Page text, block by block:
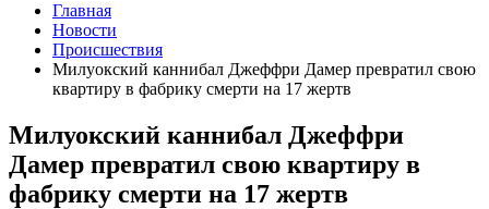
Главная
Новости
Происшествия
Милуокский каннибал Джеффри Дамер превратил свою
квартиру в фабрику смерти на 17 жертв
Милуокский каннибал Джеффри
Дамер превратил свою квартиру в
фабрику смерти на 17 жертв